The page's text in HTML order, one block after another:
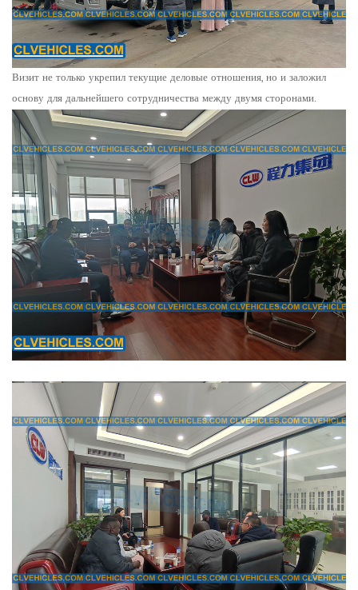
Визит не только укрепил текущие деловые отношения, но и заложил
основу для дальнейшего сотрудничества между двумя сторонами.